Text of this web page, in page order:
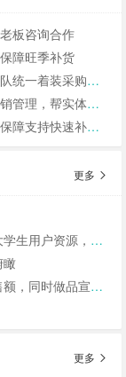
板咨询合作
障旺季补货
一着装采购需求
体商家轻量化运营
，寻求b端商家合作
更多
学生日常消费的产品，可保RIO
瞰
品宣和私域搭建！
更多